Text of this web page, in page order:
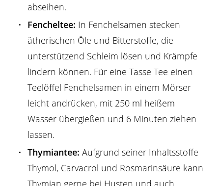
abseihen.
Fencheltee: In Fenchelsamen stecken
ätherischen Öle und Bitterstoffe, die
unterstützend Schleim lösen und Krämpfe
lindern können. Für eine Tasse Tee einen
Teelöffel Fenchelsamen in einem Mörser
leicht andrücken, mit 250 ml heißem
Wasser übergießen und 6 Minuten ziehen
lassen.
Thymiantee: Aufgrund seiner Inhaltsstoffe
Thymol, Carvacrol und Rosmarinsäure kann